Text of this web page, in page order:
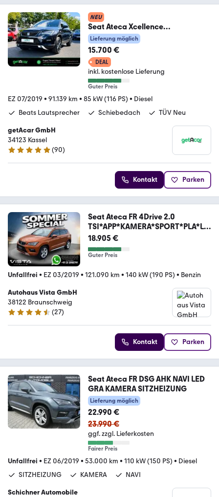
NEU
Seat Ateca Xcellence
*Beats*DAB+
Lieferung möglich
15.700 €
DEAL
inkl. kostenlose Lieferung
Guter Preis
EZ 07/2019 • 91.139 km • 85 kW (116 PS) • Diesel
Beats Lautsprecher
Schiebedach TÜV Neu
getAcar GmbH
34123 Kassel
4.9 Sterne
(90)
Kontakt Parken
Seat Ateca FR 4Drive 2.0
TSI*APP*KAMERA*SPORT*PLA*LE
D
18.905 €
Guter Preis
Unfallfrei • EZ 03/2019 • 121.090 km • 140 kW (190 PS) • Benzin
Autohaus Vista GmbH
38122 Braunschweig
4.7 Sterne
(27)
Kontakt Parken
Seat Ateca FR DSG AHK NAVI LED
GRA KAMERA SITZHEIZUNG
Lieferung möglich
22.990 €
23.990 €
ggf. zzgl. Lieferkosten
Fairer Preis
Unfallfrei • EZ 06/2019 • 53.000 km • 110 kW (150 PS) • Diesel
SITZHEIZUNG
KAMERA NAVI
Schichner Automobile